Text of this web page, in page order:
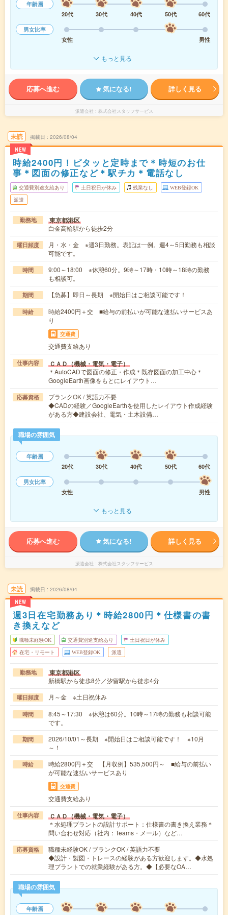
年齢層
20代
30代 40代 50代
60代
男女比率
女性
男性
もっと見る
応募へ進む 気になる! 詳しく見る
派遣会社 株式会社スタッフサービス
未読
NEW
掲載日 2026/08/04
時給2400円！ピタッと定時まで＊時短のお仕
事＊図面の修正など＊駅チカ＊電話なし
交通費別途支給あり 土日祝日が休み 残業なし WEB登録OK
派遣
勤務地 東京都港区
白金高輪駅から徒歩2分
曜日頻度
月・水・金 ※週3日勤務。表記は一例。週4～5日勤務も相談
可能です。
時間
9:00～18:00 ※休憩60分。9時～17時・10時～18時の勤務
も相談可。
期間 【急募】即日～長期 ※開始日はご相談可能です！
時給
時給2400円＋交 ■給与の前払いが可能な速払いサービスあ
り
交通費
交通費支給あり
仕事内容 ＣＡＤ（機械・電気・電子）
＊AutoCADで図面の修正・作成＊既存図面の加工中心＊
GoogleEarth画像をもとにレイアウト…
応募資格
ブランクOK / 英語力不要
◆CADの経験／GoogleEarthを使用したレイアウト作成経験
がある方◆建設会社、電気・土木設備…
職場の雰囲気
年齢層
20代
30代 40代 50代
60代
男女比率
女性
男性
もっと見る
応募へ進む 気になる! 詳しく見る
派遣会社 株式会社スタッフサービス
未読
NEW
掲載日 2026/08/04
週3日在宅勤務あり＊時給2800円＊仕様書の書
き換えなど
職種未経験OK 交通費別途支給あり 土日祝日が休み
在宅・リモート WEB登録OK 派遣
勤務地 東京都港区
新橋駅から徒歩8分／汐留駅から徒歩4分
曜日頻度 月～金 ※土日祝休み
時間
8:45～17:30 ※休憩は60分。10時～17時の勤務も相談可能
です。
期間
2026/10/01～長期 ※開始日はご相談可能です！ ※10月
～！
時給
時給2800円＋交 【月収例】535,500円～ ■給与の前払い
が可能な速払いサービスあり
交通費
交通費支給あり
仕事内容 ＣＡＤ（機械・電気・電子）
＊水処理プラントの設計サポート：仕様書の書き換え業務＊
問い合わせ対応（社内：Teams・メール）など…
応募資格
職種未経験OK / ブランクOK / 英語力不要
◆設計・製図・トレースの経験がある方歓迎します。◆水処
理プラントでの就業経験がある方。◆【必要なOA…
職場の雰囲気
年齢層